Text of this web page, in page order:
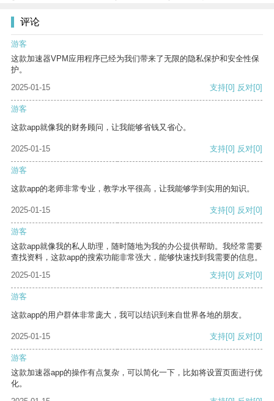
评论
游客
这款加速器VPM应用程序已经为我们带来了无限的隐私保护和安全性保
护。
2025-01-15
支持[0] 反对[0]
游客
这款app就像我的财务顾问，让我能够省钱又省心。
2025-01-15 支持[0] 反对[0]
游客
这款app的老师非常专业，教学水平很高，让我能够学到实用的知识。
2025-01-15 支持[0] 反对[0]
游客
这款app就像我的私人助理，随时随地为我的办公提供帮助。我经常需要
查找资料，这款app的搜索功能非常强大，能够快速找到我需要的信息。
2025-01-15
支持[0] 反对[0]
游客
这款app的用户群体非常庞大，我可以结识到来自世界各地的朋友。
2025-01-15 支持[0] 反对[0]
游客
这款加速器app的操作有点复杂，可以简化一下，比如将设置页面进行优
化。